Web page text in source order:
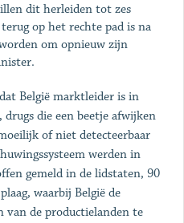
dit herleiden tot zes
op het rechte pad is na
om opnieuw zijn
België marktleider is in
die een beetje afwijken
of niet detecteerbaar
werden in
gemeld in de lidstaten, 90
waarbij België de
van de productielanden te